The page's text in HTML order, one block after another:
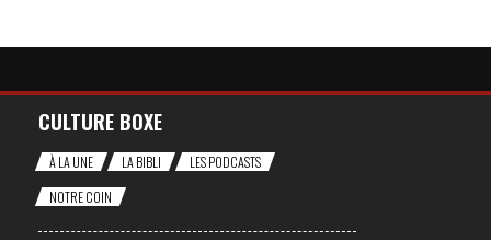
CULTURE BOXE
À LA UNE LA BIBLI
LES PODCASTS
NOTRE COIN